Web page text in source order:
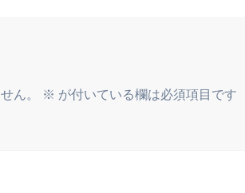
ん。 ※ が付いている欄は必須項目です